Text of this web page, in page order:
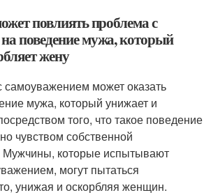
повлиять проблема с
поведение мужа, который
жену
может оказать
мужа, который унижает и
того, что такое поведение
чувством собственной
Мужчины, которые испытывают
могут пытаться
унижая и оскорбляя женщин.